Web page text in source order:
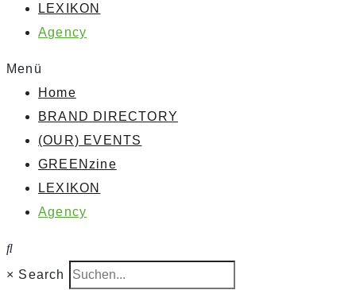
LEXIKON
Agency
Menü
Home
BRAND DIRECTORY
(OUR) EVENTS
GREENzine
LEXIKON
Agency
× Search